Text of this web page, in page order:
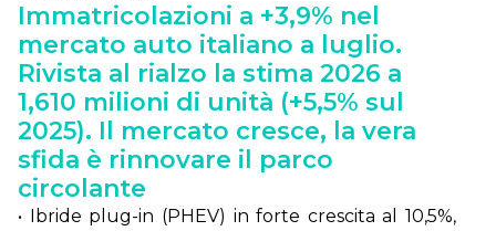
Immatricolazioni a +3,9% nel
mercato auto italiano a luglio.
Rivista al rialzo la stima 2026 a
1,610 milioni di unità (+5,5% sul
2025). Il mercato cresce, la vera
sfida è rinnovare il parco
circolante
• Ibri­de plug-in (PHEV) in for­te cre­sci­ta al 10,5%,